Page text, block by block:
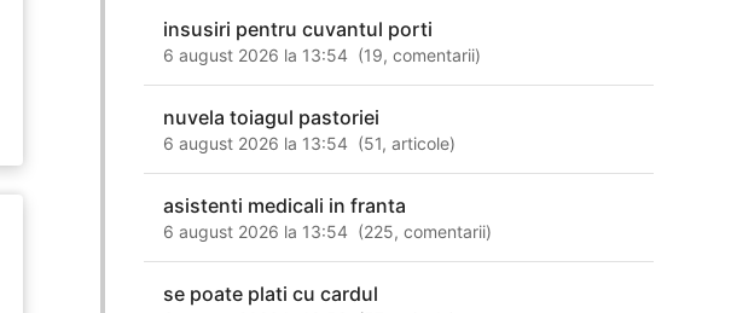
insusiri pentru cuvantul porti
6 august 2026 la 13:54 (19,comentarii)
nuvela toiagul pastoriei
6 august 2026 la 13:54 (51,articole)
asistenti medicali in franta
6 august 2026 la 13:54 (225,comentarii)
se poate plati cu cardul